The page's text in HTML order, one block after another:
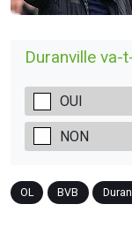
Duranville
OUI
NON
OL BVB